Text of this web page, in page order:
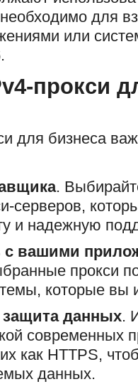
необходимо для
или
прокси
для бизнеса
.
серверов,
и надежную
с вашими
прокси
которые вы
защита данных.
современных
как HTTPS,
данных.